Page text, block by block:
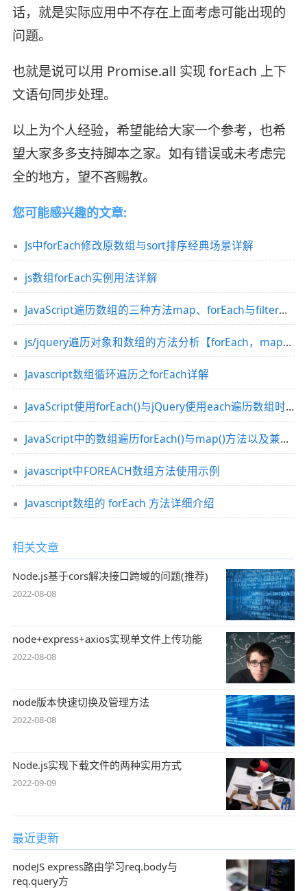
话，就是实际应用中不存在上面考虑可能出现的
问题。
也就是说可以用 Promise.all 实现 forEach 上下
文语句同步处理。
以上为个人经验，希望能给大家一个参考，也希
望大家多多支持脚本之家。如有错误或未考虑完
全的地方，望不吝赐教。
您可能感兴趣的文章:
Js中forEach修改原数组与sort排序经典场景详解
js数组forEach实例用法详解
JavaScript遍历数组的三种方法map、forEach与filter实例详解
js/jquery遍历对象和数组的方法分析【forEach，map与each方法】
Javascript数组循环遍历之forEach详解
JavaScript使用forEach()与jQuery使用each遍历数组时return false 的区别
JavaScript中的数组遍历forEach()与map()方法以及兼容写法介绍
javascript中FOREACH数组方法使用示例
Javascript数组的 forEach 方法详细介绍
相关文章
Node.js基于cors解决接口跨域的问题(推荐)
2022-08-08
node+express+axios实现单文件上传功能
2022-08-08
node版本快速切换及管理方法
2022-08-08
Node.js实现下载文件的两种实用方式
2022-09-09
最近更新
nodeJS express路由学习req.body与
req.query方